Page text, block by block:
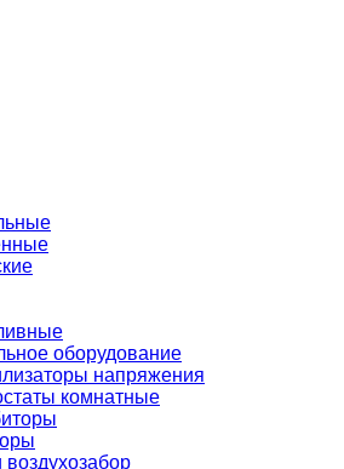
оборудование
напряжения
комнатные